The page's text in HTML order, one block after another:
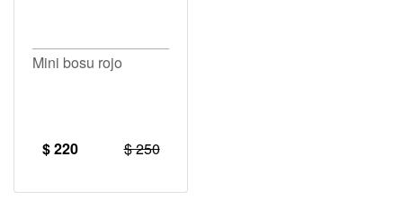
Mini bosu rojo
$ 220 $ 250